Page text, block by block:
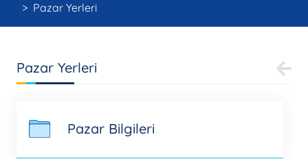
Pazar Yerleri
Pazar Yerleri
Pazar Bilgileri